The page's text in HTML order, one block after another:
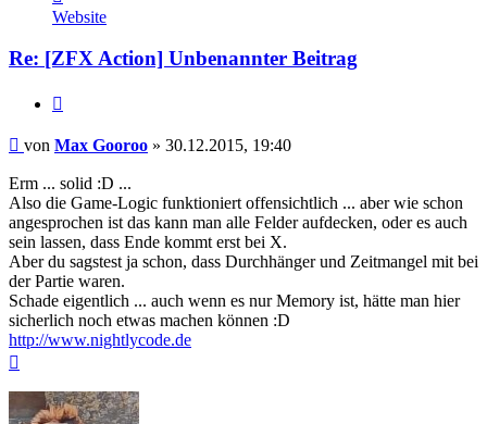
von
Max
Gooroo
Website
Re: [ZFX Action] Unbenannter Beitrag
Beitrag
von Max Gooroo » 30.12.2015, 19:40
Erm ... solid :D ...
Also die Game-Logic funktioniert offensichtlich ... aber wie schon
angesprochen ist das kann man alle Felder aufdecken, oder es auch
sein lassen, dass Ende kommt erst bei X.
Aber du sagstest ja schon, dass Durchhänger und Zeitmangel mit bei
der Partie waren.
Schade eigentlich ... auch wenn es nur Memory ist, hätte man hier
sicherlich noch etwas machen können :D
http://www.nightlycode.de